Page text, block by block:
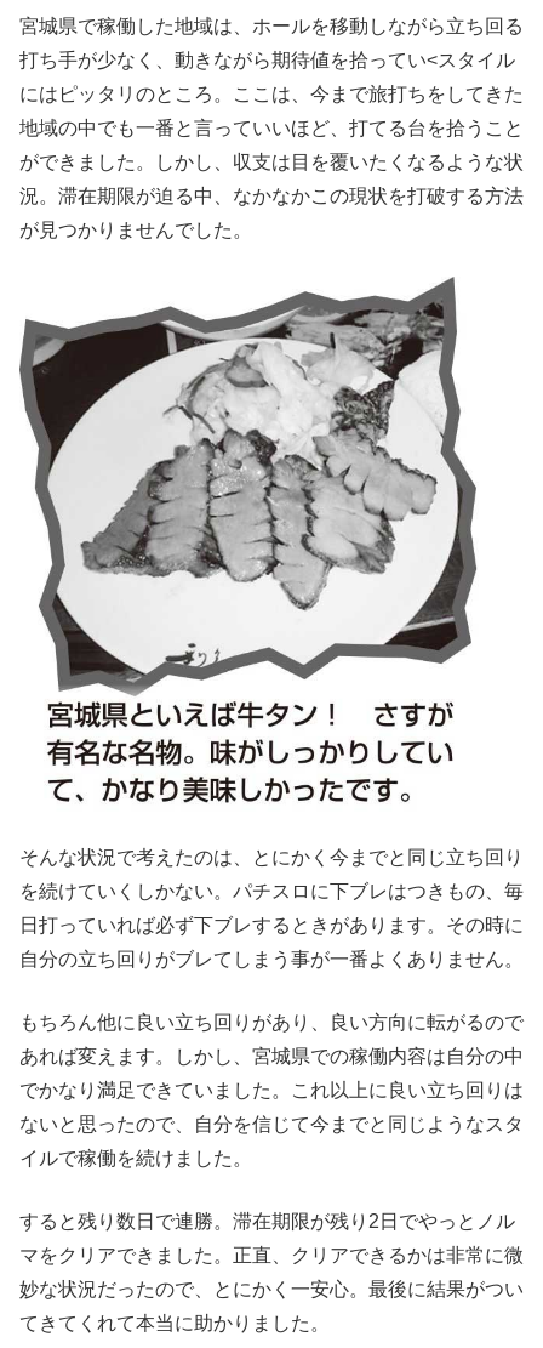
宮城県で稼働した地域は、ホールを移動しながら立ち回る
打ち手が少なく、動きながら期待値を拾ってい<スタイル
にはピッタリのところ。ここは、今まで旅打ちをしてきた
地域の中でも一番と言っていいほど、打てる台を拾うこと
ができました。しかし、収支は目を覆いたくなるような状
況。滞在期限が迫る中、なかなかこの現状を打破する方法
が見つかりませんでした。
そんな状況で考えたのは、とにかく今までと同じ立ち回り
を続けていくしかない。パチスロに下ブレはつきもの、毎
日打っていれば必ず下ブレするときがあります。その時に
自分の立ち回りがブレてしまう事が一番よくありません。
もちろん他に良い立ち回りがあり、良い方向に転がるので
あれば変えます。しかし、宮城県での稼働内容は自分の中
でかなり満足できていました。これ以上に良い立ち回りは
ないと思ったので、自分を信じて今までと同じようなスタ
イルで稼働を続けました。
すると残り数日で連勝。滞在期限が残り2日でやっとノル
マをクリアできました。正直、クリアできるかは非常に微
妙な状況だったので、とにかく一安心。最後に結果がつい
てきてくれて本当に助かりました。